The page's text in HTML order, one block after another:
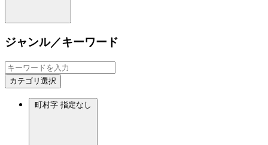
ジャンル／キーワード
カテゴリ選択
町村字 指定なし